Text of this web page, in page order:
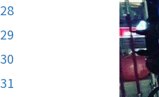
28
29
30
31